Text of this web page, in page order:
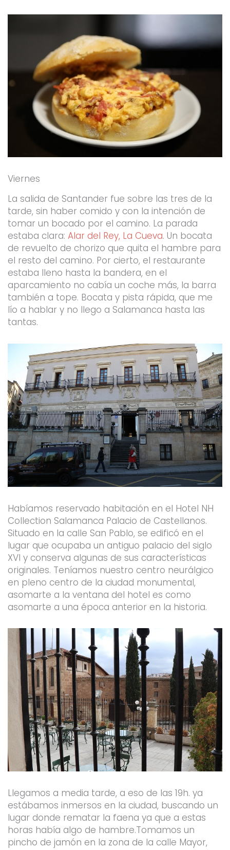
Viernes
La salida de Santander fue sobre las tres de la
tarde, sin haber comido y con la intención de
tomar un bocado por el camino. La parada
estaba clara: Alar del Rey, La Cueva. Un bocata
de revuelto de chorizo que quita el hambre para
el resto del camino. Por cierto, el restaurante
estaba lleno hasta la bandera, en el
aparcamiento no cabía un coche más, la barra
también a tope. Bocata y pista rápida, que me
lío a hablar y no llego a Salamanca hasta las
tantas.
Habíamos reservado habitación en el Hotel NH
Collection Salamanca Palacio de Castellanos.
Situado en la calle San Pablo, se edificó en el
lugar que ocupaba un antiguo palacio del siglo
XVI y conserva algunas de sus características
originales. Teníamos nuestro centro neurálgico
en pleno centro de la ciudad monumental,
asomarte a la ventana del hotel es como
asomarte a una época anterior en la historia.
Llegamos a media tarde, a eso de las 19h. ya
estábamos inmersos en la ciudad, buscando un
lugar donde rematar la faena ya que a estas
horas había algo de hambre.Tomamos un
pincho de jamón en la zona de la calle Mayor,